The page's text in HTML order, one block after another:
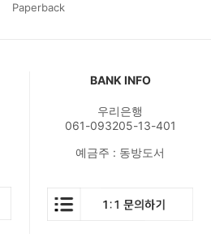
Paperback
BANK INFO
우리은행
061-093205-13-401
예금주 : 동방도서